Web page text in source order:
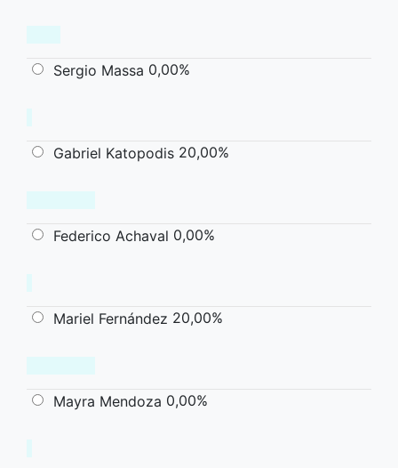
Sergio Massa 0,00%
Gabriel Katopodis 20,00%
Federico Achaval 0,00%
Mariel Fernández 20,00%
Mayra Mendoza 0,00%